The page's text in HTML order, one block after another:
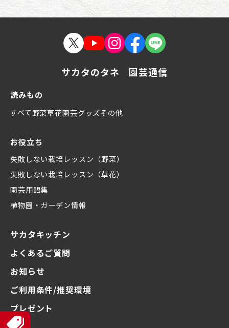
サカタのタネ 園芸通信
読みもの
すべて野菜草花園芸グッズその他
お役立ち
失敗しない栽培レッスン（野菜）
失敗しない栽培レッスン（草花）
園芸用語集
植物園・ガーデン情報
サカタキッチン
よくあるご質問
お知らせ
ご利用条件/推奨環境
プレゼント